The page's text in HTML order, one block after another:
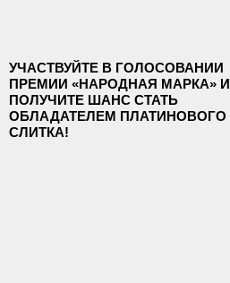
УЧАСТВУЙТЕ В ГОЛОСОВАНИИ
ПРЕМИИ «НАРОДНАЯ МАРКА» И
ПОЛУЧИТЕ ШАНС СТАТЬ
ОБЛАДАТЕЛЕМ ПЛАТИНОВОГО
СЛИТКА!